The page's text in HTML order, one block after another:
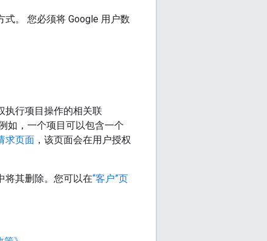
。 您必须将 Google 用户数
执行项目操作的相关联
如，一个项目可以包含一个
求页面 ，该页面会在用户授权
将其删除。您可以在“客户”页